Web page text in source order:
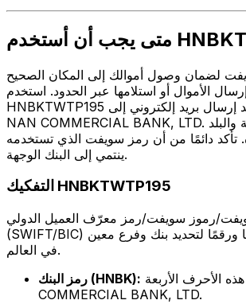
لضمان وصول أموالك إلى المكان الصحيح
الأموال أو استلامها عبر الحدود. استخدم
HNBKTWTP195 عندما تريد إرسال بريد إلكتروني إلى HUA
NAN COMMERCIAL BANK, LTD. على العنوان والمدينة والبلد
تأكد دائمًا من أن رمز سويفت الذي تستخدمه
ينتمي إلى البنك الوجهة.
التفكيك HNBKTWTP195
رموز سويفت/رمز معرّف العميل الدولي
(SWIFT/BIC) من 8 إلى 11 حرفًا ورقمًا لتحديد بنك وفرع معين
في العالم.
رمز البنك (HNBK):
COMMERCIAL BANK, LTD.